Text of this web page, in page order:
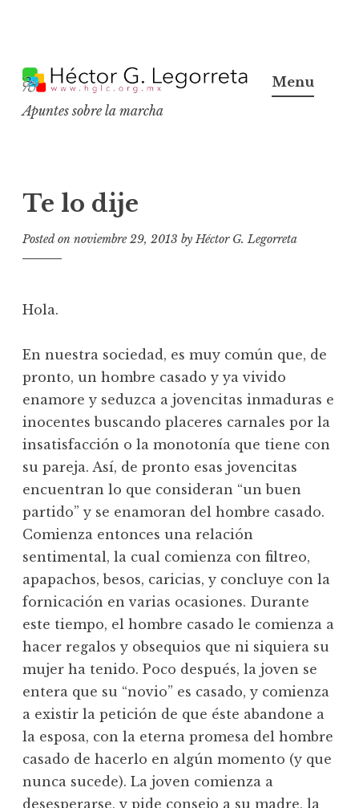
k
p
c
o
n
t
n
Apuntes sobre la marcha
Menu
Te lo dije
Posted on noviembre 29, 2013 byHéctor G. Legorreta
Hola.
En nuestra sociedad, es muy común que, de
pronto, un hombre casado y ya vivido
enamore y seduzca a jovencitas inmaduras e
inocentes buscando placeres carnales por la
insatisfacción o la monotonía que tiene con
su pareja. Así, de pronto esas jovencitas
encuentran lo que consideran “un buen
partido” y se enamoran del hombre casado.
Comienza entonces una relación
sentimental, la cual comienza con filtreo,
apapachos, besos, caricias, y concluye con la
fornicación en varias ocasiones. Durante
este tiempo, el hombre casado le comienza a
hacer regalos y obsequios que ni siquiera su
mujer ha tenido. Poco después, la joven se
entera que su “novio” es casado, y comienza
a existir la petición de que éste abandone a
la esposa, con la eterna promesa del hombre
casado de hacerlo en algún momento (y que
nunca sucede). La joven comienza a
desesperarse, y pide consejo a su madre, la